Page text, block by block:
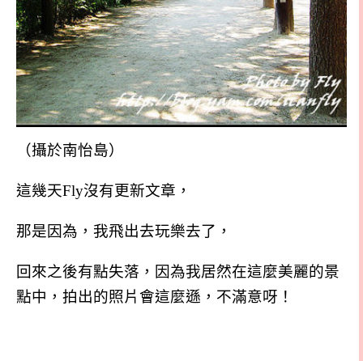
（攝於南怡島）
這幾天Fly沒有更新文章，
那是因為，我飛出去玩樂去了，
回來之後有點失落，因為我居然在這麼美麗的景
點中，拍出的照片會這麼遜，不滿意呀！